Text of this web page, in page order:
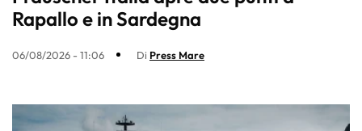
Rapallo e in Sardegna
06/08/2026 - 11:06 Di Press Mare